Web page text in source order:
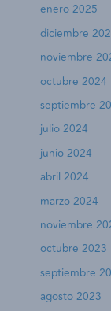
enero 2025
diciembre
noviembre
octubre 2024
septiembre
julio 2024
junio 2024
abril 2024
marzo 2024
noviembre
octubre 2023
septiembre
agosto 2023